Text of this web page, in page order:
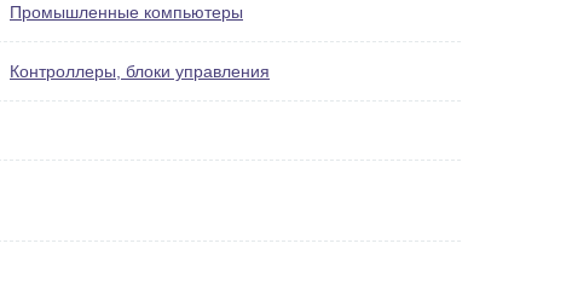
Промышленные компьютеры
Контроллеры, блоки управления